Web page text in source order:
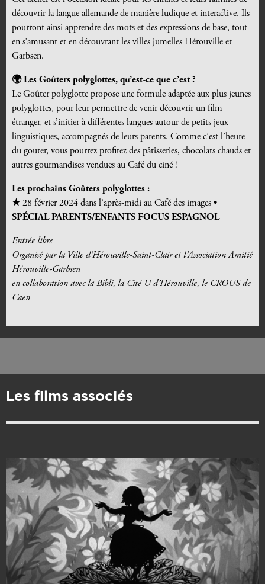
découvrir la langue allemande de manière ludique et interactive. Ils
pourront ainsi apprendre des mots et des expressions de base, tout
en s’amusant et en découvrant les villes jumelles Hérouville et
Garbsen.
🌍 Les Goûters polyglottes, qu’est-ce que c’est ?
Le Goûter polyglotte propose une formule adaptée aux plus jeunes
polyglottes, pour leur permettre de venir découvrir un film
étranger, et s’initier à différentes langues autour de petits jeux
linguistiques, accompagnés de leurs parents. Comme c’est l’heure
du gouter, vous pourrez profitez des pâtisseries, chocolats chauds et
autres gourmandises vendues au Café du ciné !
Les prochains Goûters polyglottes :
★28 février 2024 dans l’après-midi au Café des images •
SPÉCIAL PARENTS/ENFANTS FOCUS ESPAGNOL
Entrée libre
Organisé par la Ville d’Hérouville-Saint-Clair et l’Association Amitié
Hérouville-Garbsen
en collaboration avec la Bibli, la Cité U d’Hérouville, le CROUS de
Caen
Les films associés